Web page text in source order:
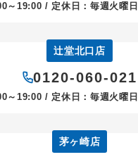
～19:00 / 定休日：毎週火曜日
辻堂北口店
0120-060-021
～19:00 / 定休日：毎週火曜日
茅ヶ崎店